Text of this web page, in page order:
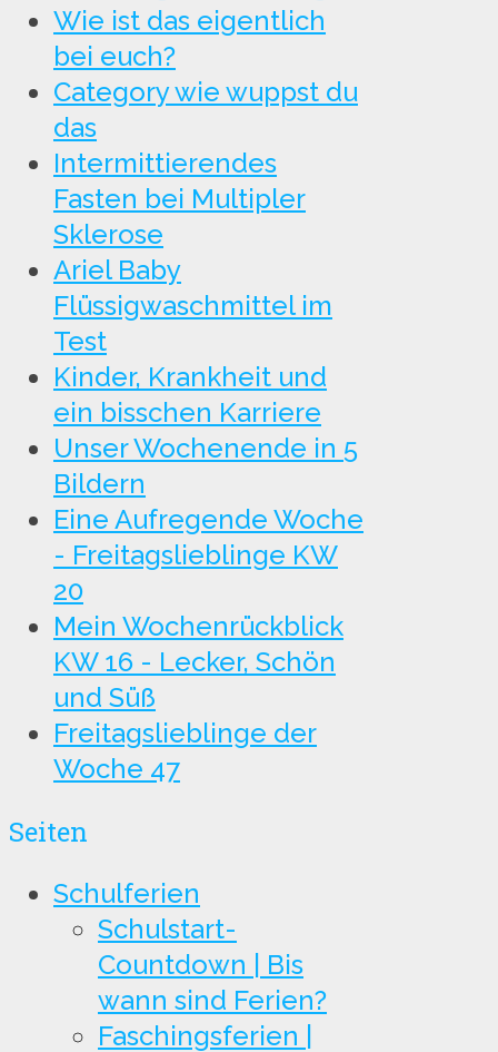
Wie ist das eigentlich
bei euch?
Category wie wuppst du
das
Intermittierendes
Fasten bei Multipler
Sklerose
Ariel Baby
Flüssigwaschmittel im
Test
Kinder, Krankheit und
ein bisschen Karriere
Unser Wochenende in 5
Bildern
Eine Aufregende Woche
- Freitagslieblinge KW
20
Mein Wochenrückblick
KW 16 - Lecker, Schön
und Süß
Freitagslieblinge der
Woche 47
Seiten
Schulferien
Schulstart-
Countdown | Bis
wann sind Ferien?
Faschingsferien |